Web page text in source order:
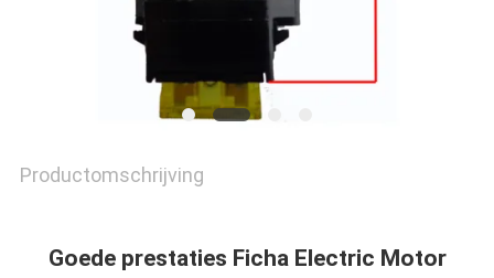
Productomschrijving
Goede prestaties Ficha Electric Motor